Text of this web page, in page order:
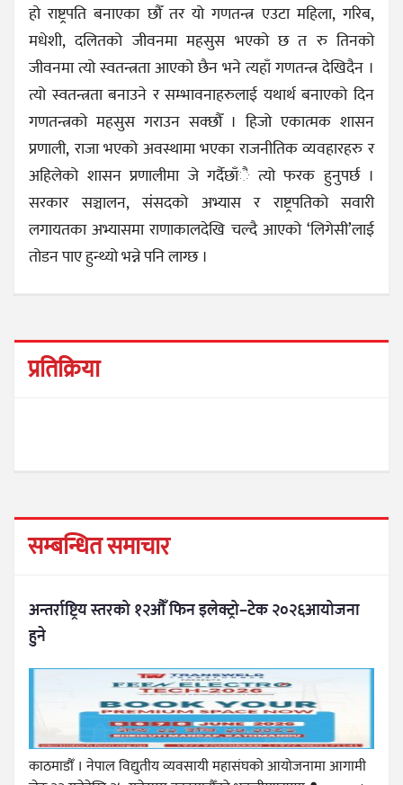
हो राष्ट्रपति बनाएका छौँ तर यो गणतन्त्र एउटा महिला, गरिब,
मधेशी, दलितको जीवनमा महसुस भएको छ त रु तिनको
जीवनमा त्यो स्वतन्त्रता आएको छैन भने त्यहाँ गणतन्त्र देखिदैन ।
त्यो स्वतन्त्रता बनाउने र सम्भावनाहरुलाई यथार्थ बनाएको दिन
गणतन्त्रको महसुस गराउन सक्छौँ । हिजो एकात्मक शासन
प्रणाली, राजा भएको अवस्थामा भएका राजनीतिक व्यवहारहरु र
अहिलेको शासन प्रणालीमा जे गर्दैछाँै त्यो फरक हुनुपर्छ ।
सरकार सञ्चालन, संसदको अभ्यास र राष्ट्रपतिको सवारी
लगायतका अभ्यासमा राणाकालदेखि चल्दै आएको ‘लिगेसी’लाई
तोडन पाए हुन्थ्यो भन्ने पनि लाग्छ ।
प्रतिक्रिया
सम्बन्धित समाचार
अन्तर्राष्ट्रिय स्तरको १२औँ फिन इलेक्ट्रो–टेक २०२६आयोजना
हुने
काठमाडौँ । नेपाल विद्युतीय व्यवसायी महासंघको आयोजनामा आगामी